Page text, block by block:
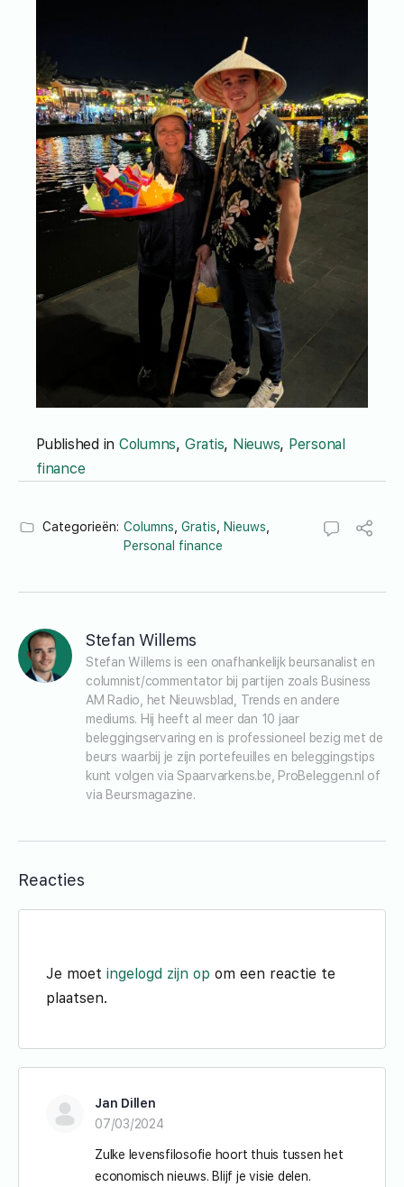
Published in Columns, Gratis, Nieuws, Personal
finance
Categorieën: Columns Gratis Nieuws
Personal finance
Stefan Willems
Stefan Willems is een onafhankelijk beursanalist en
columnist/commentator bij partijen zoals Business
AM Radio, het Nieuwsblad, Trends en andere
mediums. Hij heeft al meer dan 10 jaar
beleggingservaring en is professioneel bezig met de
beurs waarbij je zijn portefeuilles en beleggingstips
kunt volgen via Spaarvarkens.be, ProBeleggen.nl of
via Beursmagazine.
Reacties
Je moet ingelogd zijn op om een reactie te
plaatsen.
Jan Dillen
07/03/2024
Zulke levensfilosofie hoort thuis tussen het
economisch nieuws. Blijf je visie delen.